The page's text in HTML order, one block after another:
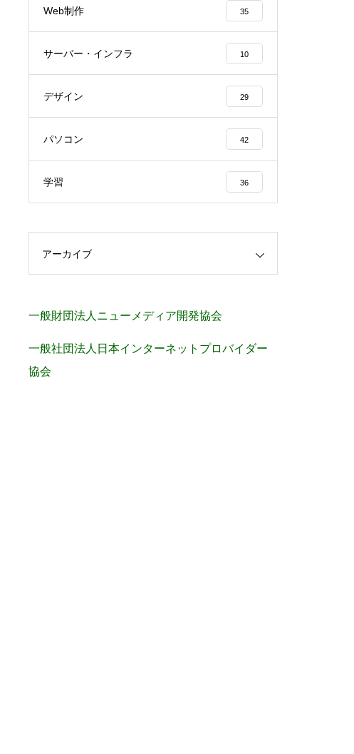
Web制作 35
サーバー・インフラ 10
デザイン 29
パソコン 42
学習 36
アーカイブ
一般財団法人ニューメディア開発協会
一般社団法人日本インターネットプロバイダー
協会